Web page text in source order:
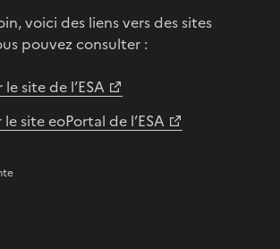
voici des liens vers des sites
pouvez consulter :
site de l’ESA
site eoPortal de l’ESA